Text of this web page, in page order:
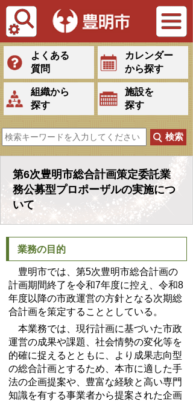
Tiếng Việt
よくある
質問
カレンダー
から探す
組織から
探す
施設を
探す
第6次豊明市総合計画策定委託業
務公募型プロポーザルの実施につ
いて
業務の目的
豊明市では、第5次豊明市総合計画の
計画期間終了を令和7年度に控え、令和8
年度以降の市政運営の方針となる次期総
合計画を策定することとしている。
本業務では、現行計画に基づいた市政
運営の成果や課題、社会情勢の変化等を
的確に捉えるとともに、より成果志向型
の総合計画とするため、本市に適した手
法の企画提案や、豊富な経験と高い専門
知識を有する事業者から提案された企画